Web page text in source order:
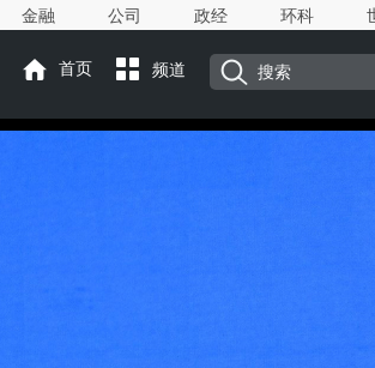
金融 公司 政经 环科
首页 频道